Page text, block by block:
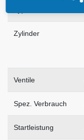
Zylinder
Ventile
Spez. Verbrauch
Startleistung